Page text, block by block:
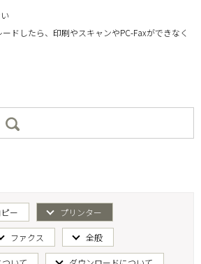
ドしたら、印刷やスキャンやPC-Faxができなく
ピー プリンター
ファクス 全般